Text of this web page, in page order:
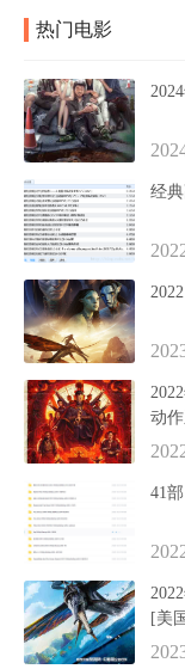
热门电影
经
2022
动
41
[美